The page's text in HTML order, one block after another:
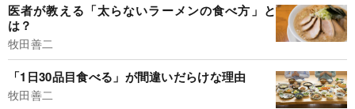
医者が教える「太らないラーメンの食べ方」と
は？
牧田善二
「1日30品目食べる」が間違いだらけな理由
牧田善二